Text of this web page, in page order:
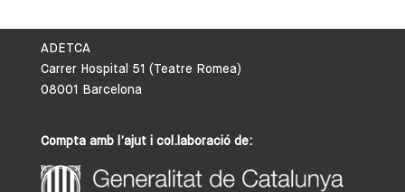
ADETCA
Carrer Hospital 51 (Teatre Romea)
08001 Barcelona
Compta amb l’ajut i col.laboració de: